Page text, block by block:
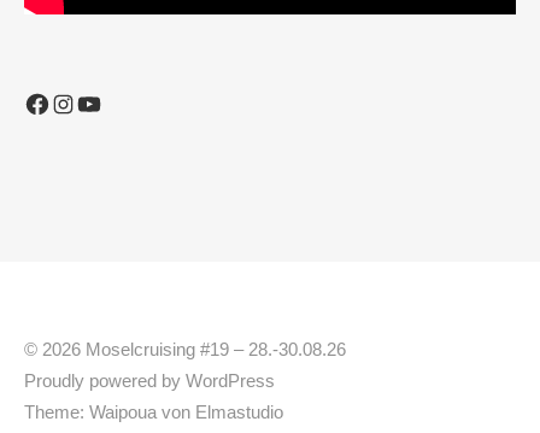
Facebook
Instagram
YouTube
© 2026 Moselcruising #19 – 28.-30.08.26
Proudly powered by WordPress
Theme: Waipoua von Elmastudio